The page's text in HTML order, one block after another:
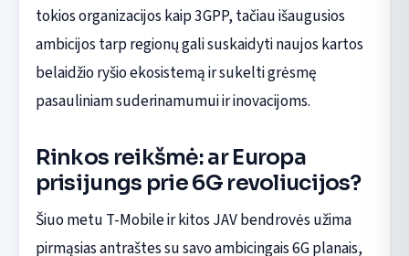
tokios organizacijos kaip 3GPP, tačiau išaugusios
ambicijos tarp regionų gali suskaidyti naujos kartos
belaidžio ryšio ekosistemą ir sukelti grėsmę
pasauliniam suderinamumui ir inovacijoms.
Rinkos reikšmė: ar Europa
prisijungs prie 6G revoliucijos?
Šiuo metu T-Mobile ir kitos JAV bendrovės užima
pirmąsias antraštes su savo ambicingais 6G planais,